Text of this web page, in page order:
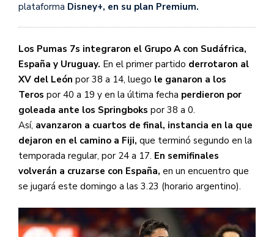
plataforma Disney+, en su plan Premium.
Los Pumas 7s integraron el Grupo A con Sudáfrica,
España y Uruguay. En el primer partido derrotaron al
XV del León por 38 a 14, luego le ganaron a los
Teros por 40 a 19 y en la última fecha perdieron por
goleada ante los Springboks por 38 a 0.
Así, avanzaron a cuartos de final, instancia en la que
dejaron en el camino a Fiji, que terminó segundo en la
temporada regular, por 24 a 17. En semifinales
volverán a cruzarse con España, en un encuentro que
se jugará este domingo a las 3.23 (horario argentino).